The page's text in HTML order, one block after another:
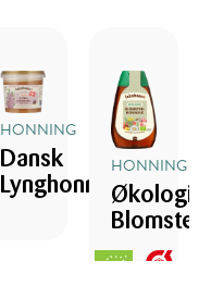
HONNING
Dansk
Lynghonning
HONNING